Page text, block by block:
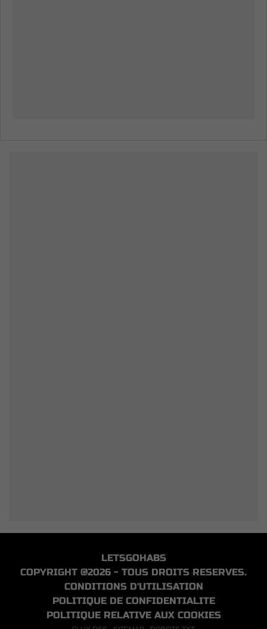
LETSGOHABS
COPYRIGHT @2026 - TOUS DROITS RESERVES.
CONDITIONS D'UTILISATION
POLITIQUE DE CONFIDENTIALITE
POLITIQUE RELATIVE AUX COOKIES